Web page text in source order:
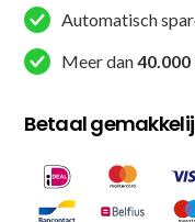
Automatisch
Meer dan
Betaal